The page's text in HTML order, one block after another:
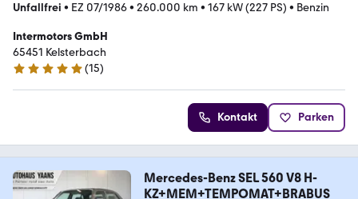
Unfallfrei • EZ 07/1986• 260.000 km • 167 kW (227 PS) • Benzin
Intermotors GmbH
65451 Kelsterbach
5 Sterne
(15)
Kontakt Parken
Mercedes-Benz SEL 560 V8 H-
KZ+MEM+TEMPOMAT+BRABUS